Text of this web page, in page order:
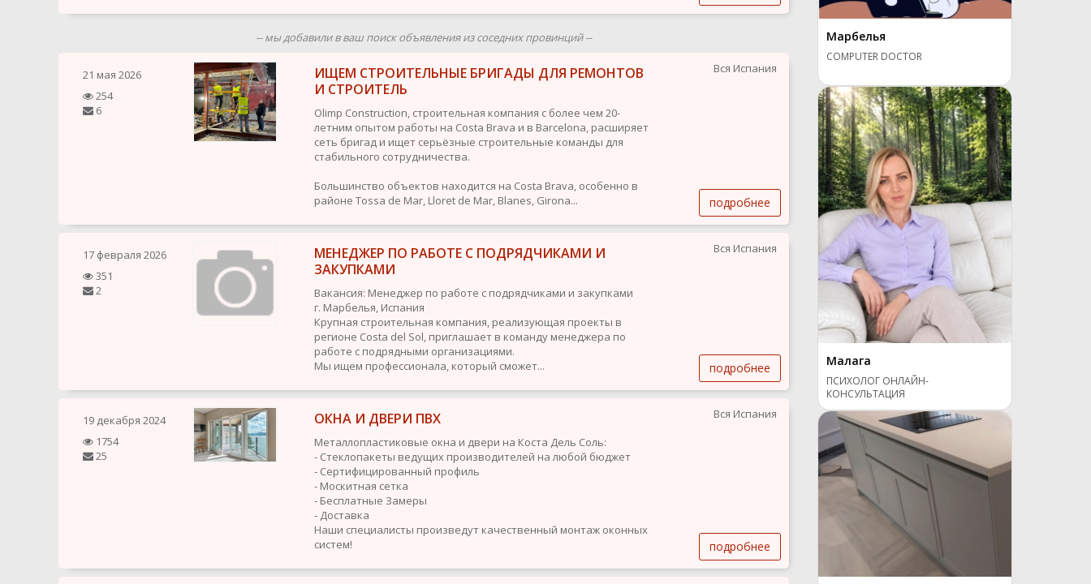
-- мы добавили в ваш поиск объявления из соседних провинций --
21 мая 2026
254
6
ИЩЕМ СТРОИТЕЛЬНЫЕ БРИГАДЫ ДЛЯ РЕМОНТОВ
И СТРОИТЕЛЬ
Olimp Construction, строительная компания с более чем 20-
летним опытом работы на Costa Brava и в Barcelona, расширяет
сеть бригад и ищет серьёзные строительные команды для
стабильного сотрудничества.
Большинство объектов находится на Costa Brava, особенно в
районе Tossa de Mar, Lloret de Mar, Blanes, Girona...
Вся Испания
подробнее
17 февраля 2026
351
2
МЕНЕДЖЕР ПО РАБОТЕ С ПОДРЯДЧИКАМИ И
ЗАКУПКАМИ
Вакансия: Менеджер по работе с подрядчиками и закупками
г. Марбелья, Испания
Крупная строительная компания, реализующая проекты в
регионе Costa del Sol, приглашает в команду менеджера по
работе с подрядными организациями.
Мы ищем профессионала, который сможет...
Вся Испания
подробнее
19 декабря 2024
1754
25
ОКНА И ДВЕРИ ПВХ
Металлопластиковые окна и двери на Коста Дель Соль:
- Стеклопакеты ведущих производителей на любой бюджет
- Сертифицированный профиль
- Москитная сетка
- Бесплатные Замеры
- Доставка
Наши специалисты произведут качественный монтаж оконных
систем!
Вся Испания
подробнее
Марбелья
COMPUTER DOCTOR
Малага
ПСИХОЛОГ ОНЛАЙН-
КОНСУЛЬТАЦИЯ